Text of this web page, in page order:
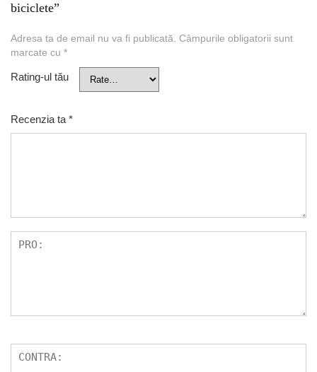
biciclete”
Adresa ta de email nu va fi publicată. Câmpurile obligatorii sunt
marcate cu *
Rating-ul tău
Recenzia ta *